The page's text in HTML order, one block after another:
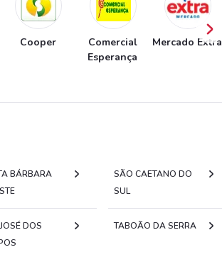
Cooper
Comercial
Esperança
Mercado Extra
BÁRBARA
SÃO CAETANO DO
SUL
DOS
TABOÃO DA SERRA